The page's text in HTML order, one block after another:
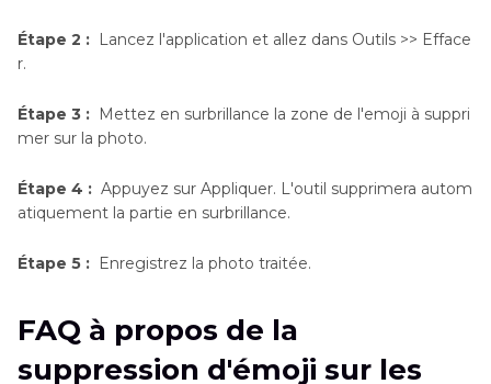
Étape 2 : Lancez l'application et allez dans Outils >> Efface
r.
Étape 3 : Mettez en surbrillance la zone de l'emoji à suppri
mer sur la photo.
Étape 4 : Appuyez sur Appliquer. L'outil supprimera autom
atiquement la partie en surbrillance.
Étape 5 : Enregistrez la photo traitée.
FAQ à propos de la
suppression d'émoji sur les